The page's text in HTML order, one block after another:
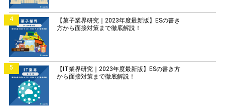
4
【菓子業界研究｜2023年度最新版】ESの書き
方から面接対策まで徹底解説！
5
【IT業界研究｜2023年度最新版】ESの書き方
から面接対策まで徹底解説！